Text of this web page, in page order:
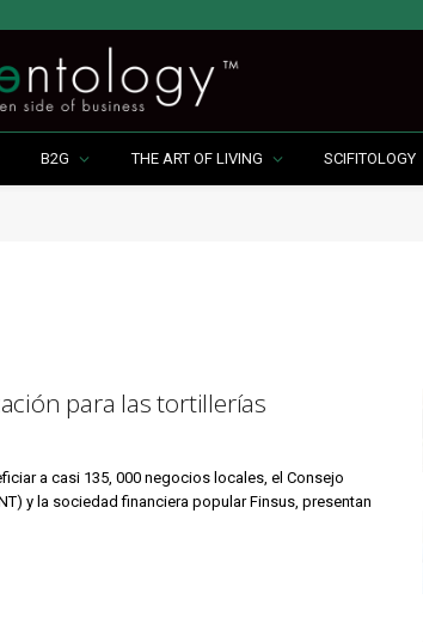
B2G THE ART OF LIVING SCIFITOLOGY
para las tortillerías
a casi 135, 000 negocios locales, el Consejo
y la sociedad financiera popular Finsus, presentan